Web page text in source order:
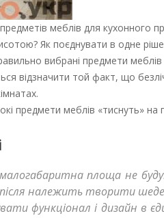
меблів для кухонного
Як поєднувати в одне
вибрані предмети
відзначити той факт, що
предмети меблів «тиснуть» на
площа не
належить творити
функціонал і дизайн в